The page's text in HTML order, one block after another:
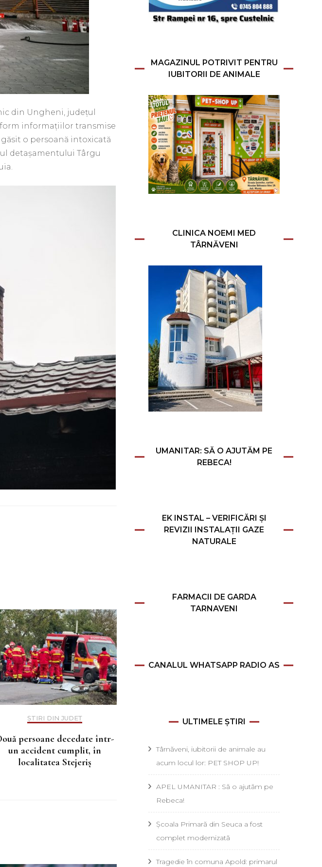
din Ungheni, județul
informațiilor transmise
o persoană intoxicată
detașamentului Târgu
ȘTIRI DIN JUDEȚ
persoane decedate într-
un accident cumplit, în
localitatea Stejeriș
MAGAZINUL POTRIVIT PENTRU
IUBITORII DE ANIMALE
CLINICA NOEMI MED
TÂRNĂVENI
UMANITAR: SĂ O AJUTĂM PE
REBECA!
EK INSTAL – VERIFICĂRI ȘI
REVIZII INSTALAȚII GAZE
NATURALE
FARMACII DE GARDA
TARNAVENI
CANALUL WHATSAPP RADIO AS
ULTIMELE ȘTIRI
Târnăveni, iubitorii de animale au
acum locul lor: PET SHOP UP!
APEL UMANITAR : Să o ajutăm pe
Rebeca!
Școala Primară din Seuca a fost
complet modernizată
Tragedie în comuna Apold: primarul